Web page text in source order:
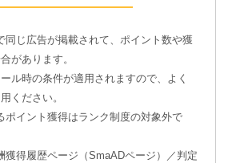
同じ広告が掲載されて、ポイント数や獲
があります。
ル時の条件が適用されますので、よく
ください。
ポイント獲得はランク制度の対象外で
獲得履歴ページ（SmaADページ）／判定